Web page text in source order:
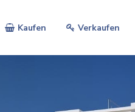
Kaufen Verkaufen